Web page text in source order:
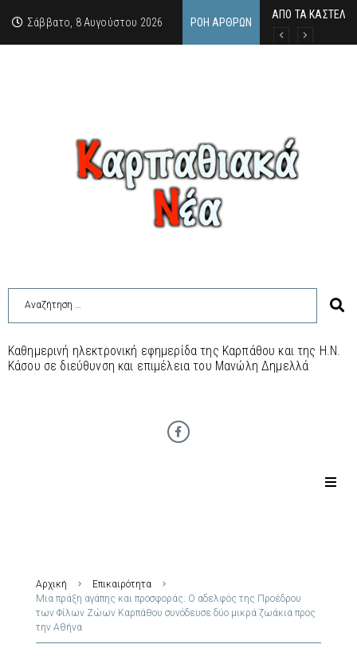
Σάββατο, 8 Αυγούστου 2026 ΡΟΉ ΆΡΘΡΩΝ
ΑΠΟ ΤΑ
Η άγνωστη
Νέος
Καθημερινή ηλεκτρονική εφημερίδα της Καρπάθου και της Η.Ν.
Κάσου σε διεύθυνση και επιμέλεια του Μανώλη Δημελλά
Αρχική
Επικαιρότητα
Μια πράξη αγάπης και προσφοράς: Ο αδελφός της Προέδρου
των Φίλων Ζώων Καρπάθου συνόδευσε δύο μικρά ζωάκια προς
την Αθήνα